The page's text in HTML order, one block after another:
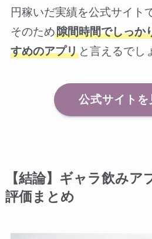
円稼いだ実績を公式サイト
そのため隙間時間でしっか
すめのアプリと言えるでし
公式サイトを
【結論】ギャラ飲み
評価まとめ